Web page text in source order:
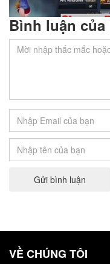
Cho acc Truy
Nick Truy Kích
Truy Kích là một
Bình luận của
Gửi bình luận
VỀ CHÚNG TÔI